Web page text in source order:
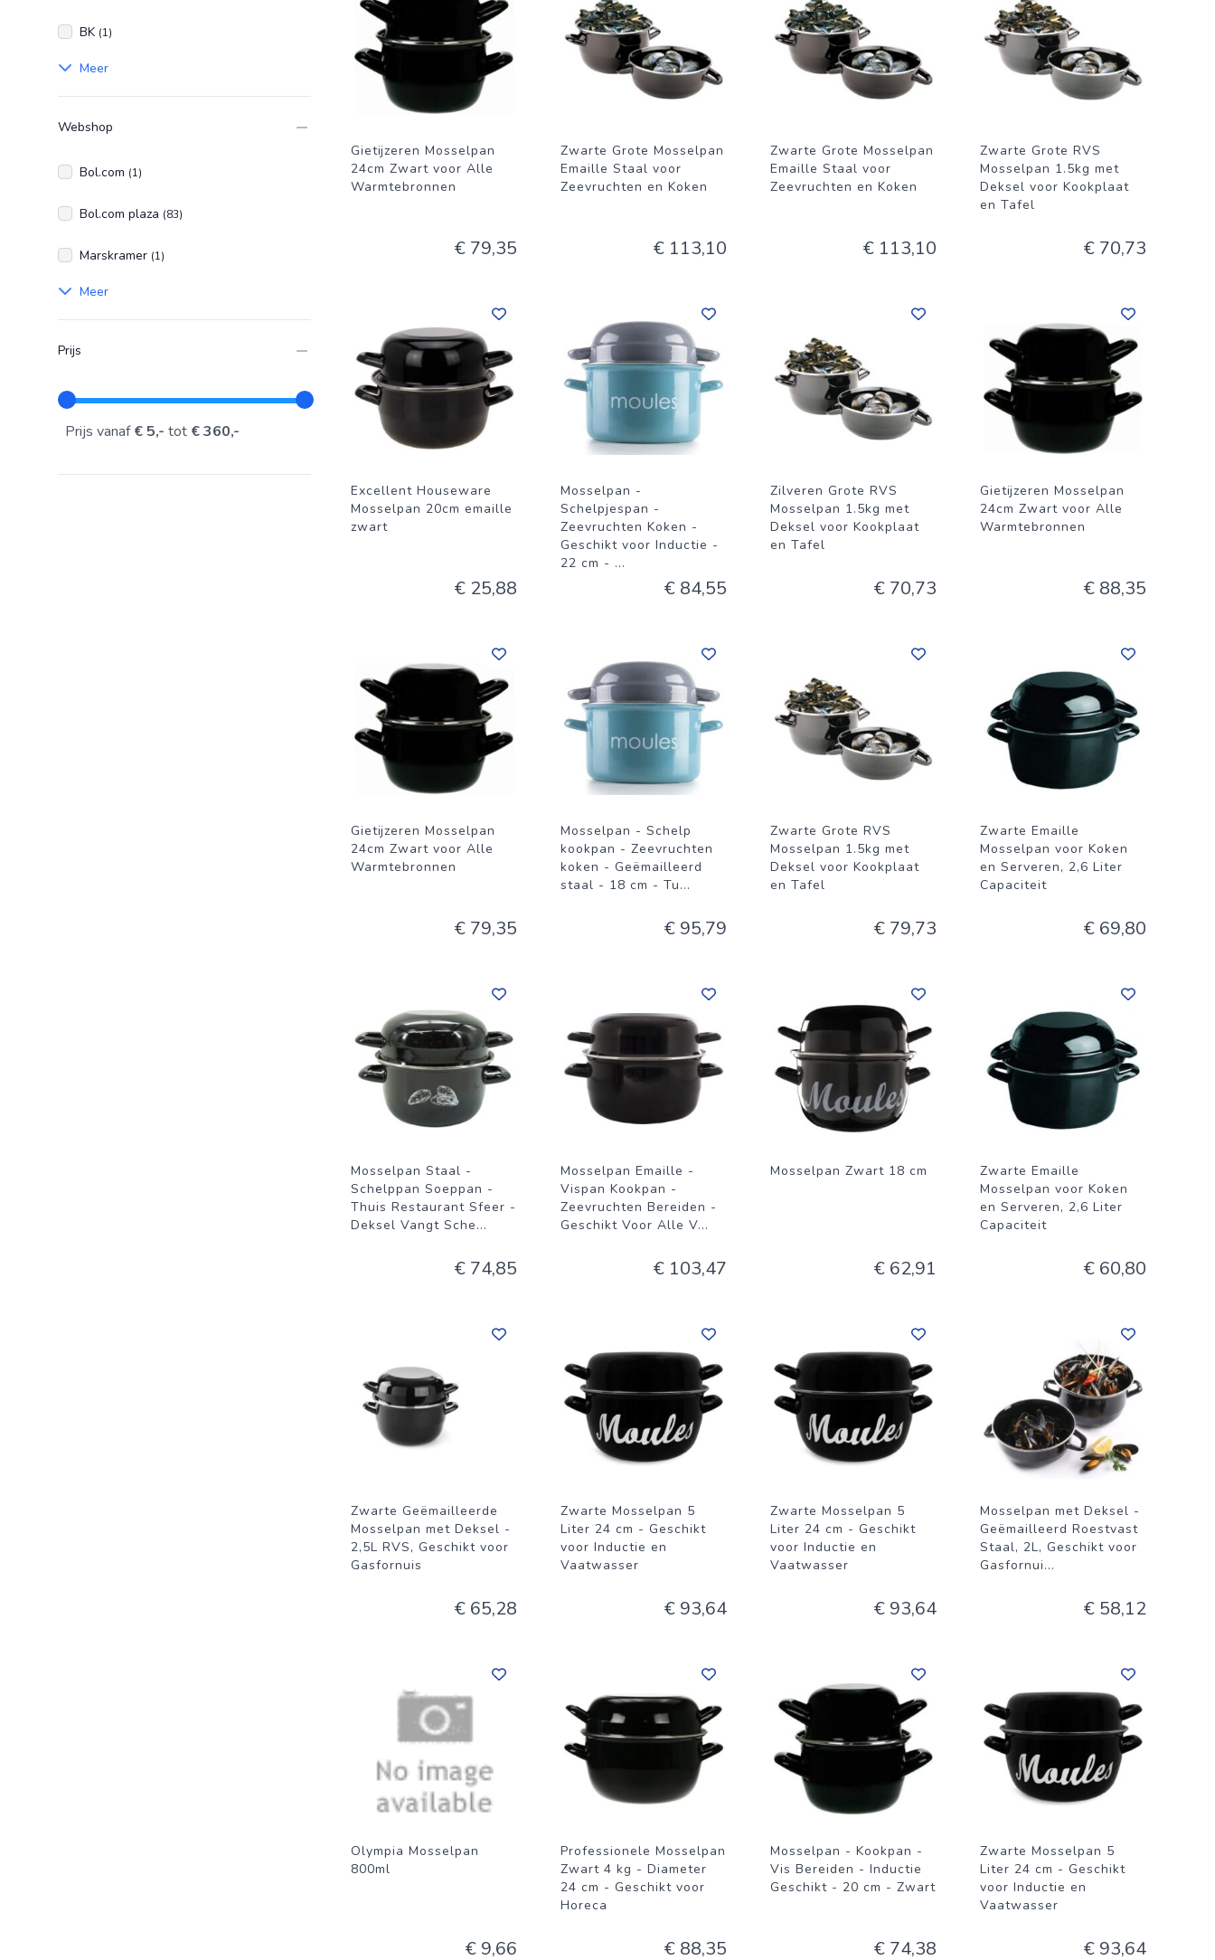
BK (1)
Meer
Webshop
Bol.com (1)
Bol.com plaza (83)
Marskramer (1)
Meer
Prijs
Prijs vanaf€ 5,- tot € 360,-
Gietijzeren Mosselpan
24cm Zwart voor Alle
Warmtebronnen
€ 79,35
Zwarte Grote Mosselpan
Emaille Staal voor
Zeevruchten en Koken
€ 113,10
Zwarte Grote Mosselpan
Emaille Staal voor
Zeevruchten en Koken
€ 113,10
Zwarte Grote RVS
Mosselpan 1.5kg met
Deksel voor Kookplaat
en Tafel
€ 70,73
Excellent Houseware
Mosselpan 20cm emaille
zwart
€ 25,88
Mosselpan -
Schelpjespan -
Zeevruchten Koken -
Geschikt voor Inductie -
22 cm - ...
€ 84,55
Zilveren Grote RVS
Mosselpan 1.5kg met
Deksel voor Kookplaat
en Tafel
€ 70,73
Gietijzeren Mosselpan
24cm Zwart voor Alle
Warmtebronnen
€ 88,35
Gietijzeren Mosselpan
24cm Zwart voor Alle
Warmtebronnen
€ 79,35
Mosselpan - Schelp
kookpan - Zeevruchten
koken - Geëmailleerd
staal - 18 cm - Tu...
€ 95,79
Zwarte Grote RVS
Mosselpan 1.5kg met
Deksel voor Kookplaat
en Tafel
€ 79,73
Zwarte Emaille
Mosselpan voor Koken
en Serveren, 2,6 Liter
Capaciteit
€ 69,80
Mosselpan Staal -
Schelppan Soeppan -
Thuis Restaurant Sfeer -
Deksel Vangt Sche...
€ 74,85
Mosselpan Emaille -
Vispan Kookpan -
Zeevruchten Bereiden -
Geschikt Voor Alle V...
€ 103,47
Mosselpan Zwart 18 cm
€ 62,91
Zwarte Emaille
Mosselpan voor Koken
en Serveren, 2,6 Liter
Capaciteit
€ 60,80
Zwarte Geëmailleerde
Mosselpan met Deksel -
2,5L RVS, Geschikt voor
Gasfornuis
€ 65,28
Zwarte Mosselpan 5
Liter 24 cm - Geschikt
voor Inductie en
Vaatwasser
€ 93,64
Zwarte Mosselpan 5
Liter 24 cm - Geschikt
voor Inductie en
Vaatwasser
€ 93,64
Mosselpan met Deksel -
Geëmailleerd Roestvast
Staal, 2L, Geschikt voor
Gasfornui...
€ 58,12
Olympia Mosselpan
800ml
€ 9,66
Professionele Mosselpan
Zwart 4 kg - Diameter
24 cm - Geschikt voor
Horeca
€ 88,35
Mosselpan - Kookpan -
Vis Bereiden - Inductie
Geschikt - 20 cm - Zwart
€ 74,38
Zwarte Mosselpan 5
Liter 24 cm - Geschikt
voor Inductie en
Vaatwasser
€ 93,64